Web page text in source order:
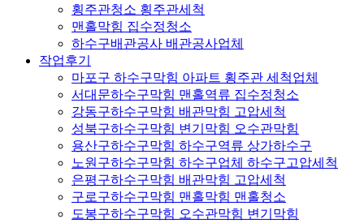
횡주관청소 횡주관세척
맨홀막힘 집수정청소
하수구배관공사 배관공사업체
작업후기
마포구 하수구막힘 아파트 횡주관 세척업체
서대문하수구막힘 맨홀역류 집수정청소
강동구하수구막힘 배관막힘 고압세척
성북구하수구막힘 변기막힘 오수관막힘
용산구하수구막힘 하수구역류 상가하수구
노원구하수구막힘 하수구업체 하수구고압세척
은평구하수구막힘 배관막힘 고압세척
구로구하수구막힘 맨홀막힘 맨홀청소
도봉구하수구막힘 오수관막힘 변기막힘